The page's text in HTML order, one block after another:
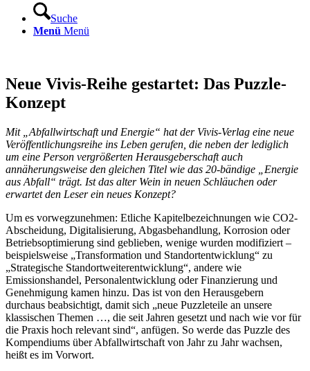
Suche
Menü Menü
Neue Vivis-Reihe gestartet: Das Puzzle-
Konzept
Mit „Abfallwirtschaft und Energie“ hat der Vivis-Verlag eine neue
Veröffentlichungsreihe ins Leben gerufen, die neben der lediglich
um eine Person vergrößerten Herausgeberschaft auch
annäherungsweise den gleichen Titel wie das 20-bändige „Energie
aus Abfall“ trägt. Ist das alter Wein in neuen Schläuchen oder
erwartet den Leser ein neues Konzept?
Um es vorwegzunehmen: Etliche Kapitelbezeichnungen wie CO2-
Abscheidung, Digitalisierung, Abgasbehandlung, Korrosion oder
Betriebsoptimierung sind geblieben, wenige wurden modifiziert –
beispielsweise „Transformation und Standortentwicklung“ zu
„Strategische Standortweiterentwicklung“, andere wie
Emissionshandel, Personalentwicklung oder Finanzierung und
Genehmigung kamen hinzu. Das ist von den Herausgebern
durchaus beabsichtigt, damit sich „neue Puzzleteile an unsere
klassischen Themen …, die seit Jahren gesetzt und nach wie vor für
die Praxis hoch relevant sind“, anfügen. So werde das Puzzle des
Kompendiums über Abfallwirtschaft von Jahr zu Jahr wachsen,
heißt es im Vorwort.